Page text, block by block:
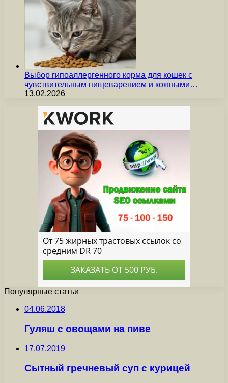
Выбор гипоаллергенного корма для кошек с
чувствительным пищеварением и кожными…
13.02.2026
Популярные статьи
04.06.2018
Гуляш с овощами на пиве
17.07.2019
Сытный гречневый суп с курицей